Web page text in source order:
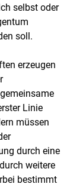
selbst oder
soll.
erzeugen
Linie
müssen
durch eine
weitere
bestimmt